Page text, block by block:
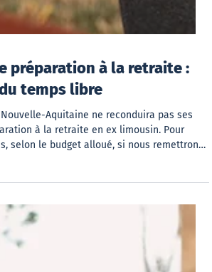
préparation à la retraite :
temps libre
Nouvelle-Aquitaine ne reconduira pas ses
à la retraite en ex limousin. Pour
selon le budget alloué, si nous remettrons